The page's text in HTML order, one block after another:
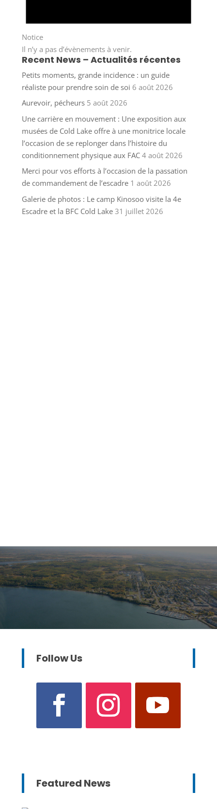
Notice
Il n’y a pas d’évènements à venir.
Recent News – Actualités récentes
Petits moments, grande incidence : un guide
réaliste pour prendre soin de soi 6 août 2026
Aurevoir, pécheurs 5 août 2026
Une carrière en mouvement : Une exposition aux
musées de Cold Lake offre à une monitrice locale
l’occasion de se replonger dans l’histoire du
conditionnement physique aux FAC 4 août 2026
Merci pour vos efforts à l’occasion de la passation
de commandement de l’escadre 1 août 2026
Galerie de photos : Le camp Kinosoo visite la 4e
Escadre et la BFC Cold Lake 31 juillet 2026
Follow Us
Featured News